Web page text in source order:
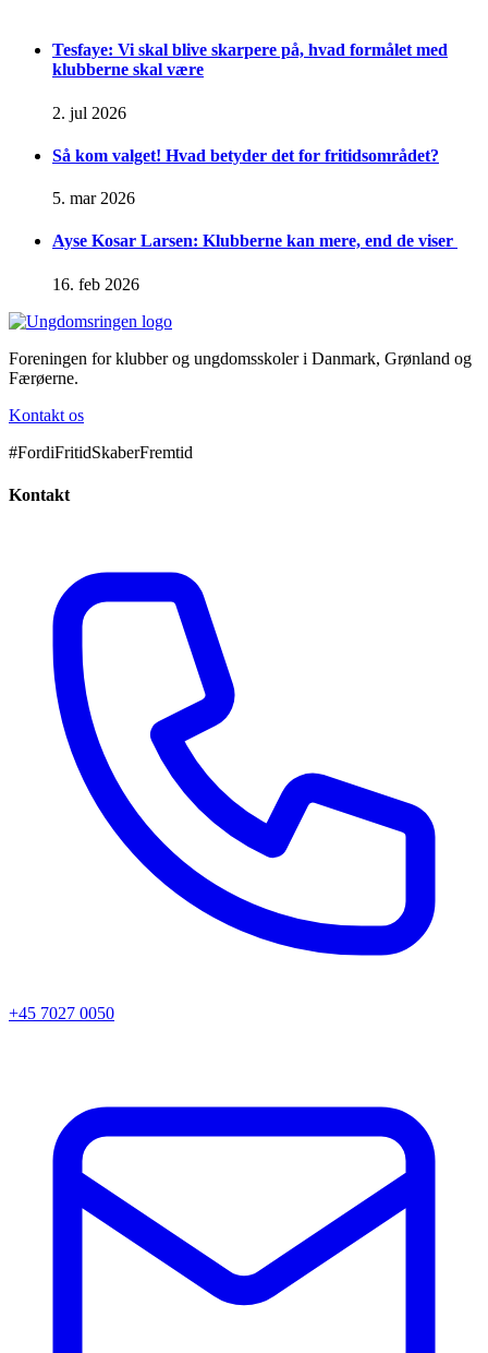
Tesfaye: Vi skal blive skarpere på, hvad formålet med
klubberne skal være
2. jul 2026
Så kom valget! Hvad betyder det for fritidsområdet?
5. mar 2026
Ayse Kosar Larsen: Klubberne kan mere, end de viser
16. feb 2026
Foreningen for klubber og ungdomsskoler i Danmark, Grønland og
Færøerne.
Kontakt os
#FordiFritidSkaberFremtid
Kontakt
+45 7027 0050